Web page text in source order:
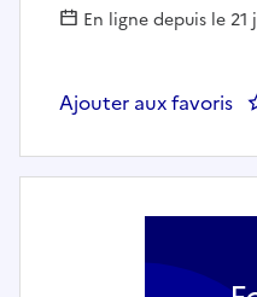
En ligne depuis le 21
Ajouter aux favoris